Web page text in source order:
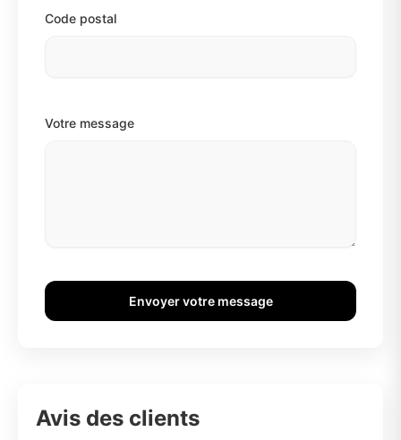
Code postal
Votre message
Envoyer votre message
Avis des clients